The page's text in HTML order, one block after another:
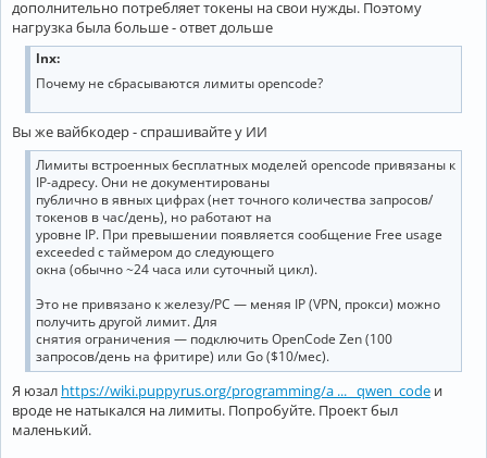
дополнительно потребляет токены на свои нужды. Поэтому
нагрузка была больше - ответ дольше
lnx:
Почему не сбрасываются лимиты opencode?
Вы же вайбкодер - спрашивайте у ИИ
Лимиты встроенных бесплатных моделей opencode привязаны к
IP-адресу. Они не документированы
публично в явных цифрах (нет точного количества запросов/
токенов в час/день), но работают на
уровне IP. При превышении появляется сообщение Free usage
exceeded с таймером до следующего
окна (обычно ~24 часа или суточный цикл).
Это не привязано к железу/PC — меняя IP (VPN, прокси) можно
получить другой лимит. Для
снятия ограничения — подключить OpenCode Zen (100
запросов/день на фритире) или Go ($10/мес).
Я юзал https://wiki.puppyrus.org/programming/a ... _qwen_code и
вроде не натыкался на лимиты. Попробуйте. Проект был
маленький.